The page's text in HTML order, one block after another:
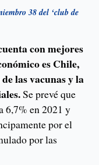
38 del ‘club de
con mejores
es Chile,
las vacunas y la
Se prevé que
6,7% en 2021 y
por el
por las